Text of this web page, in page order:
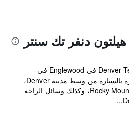
دنفر تك سنتر
يقع هذا الفندق في Denver Tech Center في Englewood في
Colorado، وعلى مسافة قصيرة بالسيارة من وسط مدينة Denver،
ويوفر مناظر خلابة لجبال Rocky Mountains، وكذلك وسائل الراحة